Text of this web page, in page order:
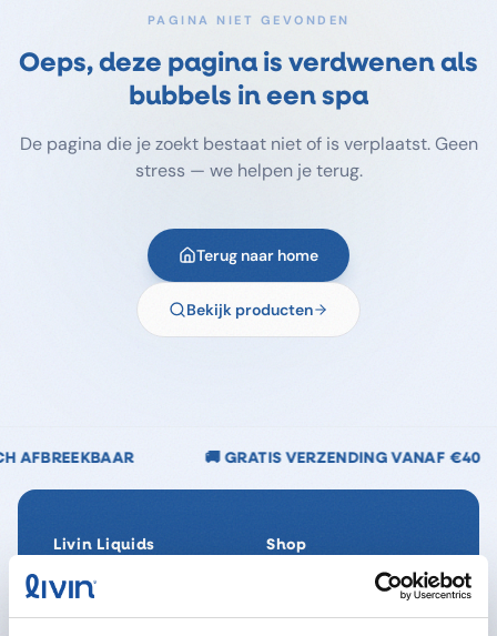
PAGINA NIET GEVONDEN
Oeps, deze pagina is verdwenen als
bubbels in een spa
De pagina die je zoekt bestaat niet of is verplaatst. Geen
stress — we helpen je terug.
Terug naar home
Bekijk producten
🚚 GRATIS VERZENDING VANAF €40 🌿
Livin Liquids
Ons verhaal
Onze Impact
Shop
SpaReady